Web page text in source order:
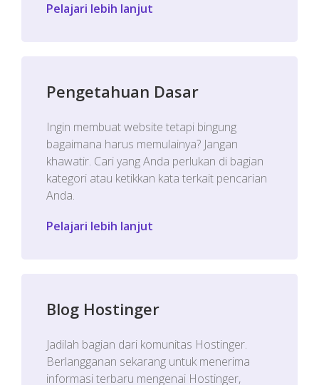
Pelajari lebih lanjut
Pengetahuan Dasar
Ingin membuat website tetapi bingung
bagaimana harus memulainya? Jangan
khawatir. Cari yang Anda perlukan di bagian
kategori atau ketikkan kata terkait pencarian
Anda.
Pelajari lebih lanjut
Blog Hostinger
Jadilah bagian dari komunitas Hostinger.
Berlangganan sekarang untuk menerima
informasi terbaru mengenai Hostinger,